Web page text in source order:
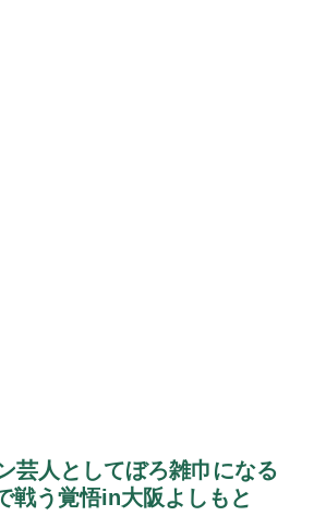
芸人としてぼろ雑巾になる
戦う覚悟in大阪よしもと